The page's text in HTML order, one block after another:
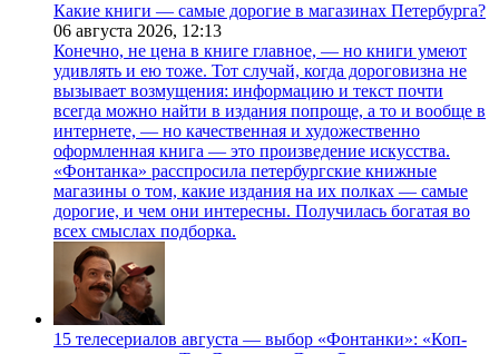
Какие книги — самые дорогие в магазинах Петербурга?
06 августа 2026, 12:13
Конечно, не цена в книге главное, — но книги умеют
удивлять и ею тоже. Тот случай, когда дороговизна не
вызывает возмущения: информацию и текст почти
всегда можно найти в издания попроще, а то и вообще в
интернете, — но качественная и художественно
оформленная книга — это произведение искусства.
«Фонтанка» расспросила петербургские книжные
магазины о том, какие издания на их полках — самые
дорогие, и чем они интересны. Получилась богатая во
всех смыслах подборка.
15 телесериалов августа — выбор «Фонтанки»: «Коп-